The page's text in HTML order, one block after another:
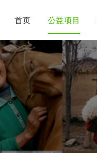
首页 公益项目